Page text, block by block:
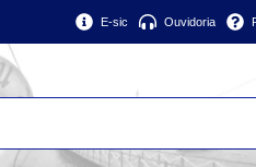
E-sic Ouvidoria